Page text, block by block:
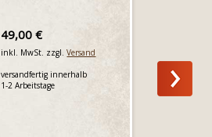
49,00 €
inkl. MwSt. zzgl.Versand
versandfertig innerhalb
1-2 Arbeitstage